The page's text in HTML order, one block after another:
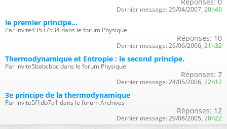
Réponses: 0
Dernier message: 26/04/2007, 20h46
le premier principe...
Par invite43537534 dans le forum Physique
Réponses: 10
Dernier message: 26/06/2006, 21h32
Thermodynamique et Entropie : le second principe.
Par invite5babcbbc dans le forum Physique
Réponses: 7
Dernier message: 24/05/2006, 22h12
3e principe de la thermodynamique
Par invite5f1db7a1 dans le forum Archives
Réponses: 12
Dernier message: 29/08/2005, 20h22